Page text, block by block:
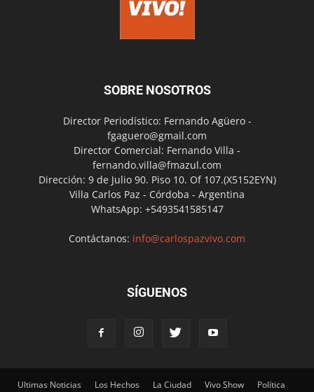
SOBRE NOSOTROS
Director Periodístico: Fernando Agüero -
fgaguero@gmail.com
Director Comercial: Fernando Villa -
fernando.villa@fmazul.com
Dirección: 9 de Julio 90. Piso 10. Of 107.(X5152EYN)
Villa Carlos Paz - Córdoba - Argentina
WhatsApp: +5493541585147
Contáctanos: info@carlospazvivo.com
SÍGUENOS
Ultimas Noticias Los Hechos La Ciudad Vivo Show Política